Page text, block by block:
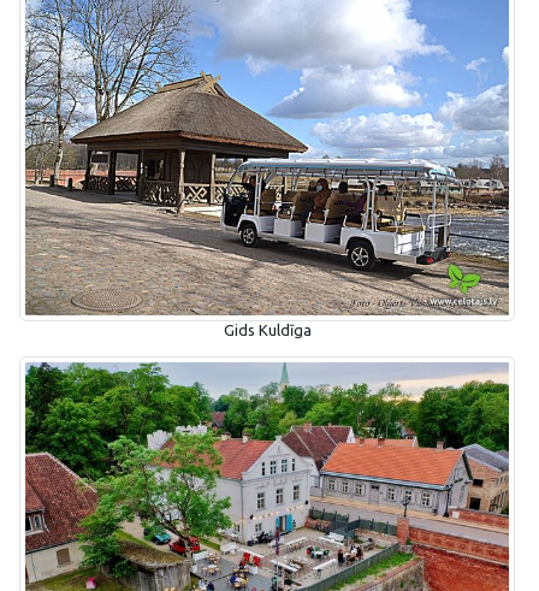
Gids Kuldīga